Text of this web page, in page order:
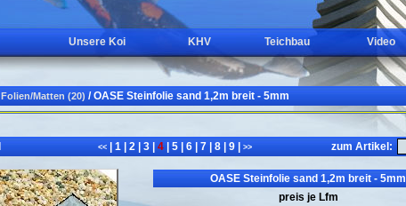
Unsere Koi KHV Teichbau Video
Folien/Matten (20) / OASE Steinfolie sand 1,2m breit - 5mm
<< 1 2 3 4 5 6 7 8 9 >> zum Artikel:
OASE Steinfolie sand 1,2m breit - 5mm
preis je Lfm